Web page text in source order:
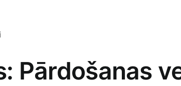
Pārdošanas